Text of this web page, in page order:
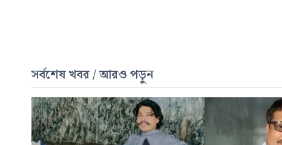
সর্বশেষ খবর / আরও পড়ুন